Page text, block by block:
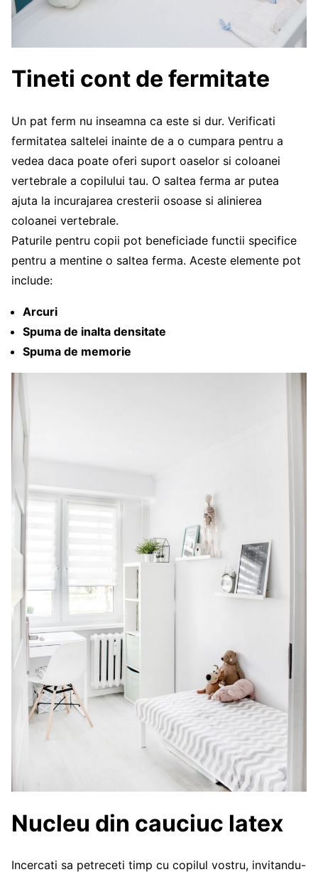
Tineti cont de fermitate
Un pat ferm nu inseamna ca este si dur. Verificati
fermitatea saltelei inainte de a o cumpara pentru a
vedea daca poate oferi suport oaselor si coloanei
vertebrale a copilului tau. O saltea ferma ar putea
ajuta la incurajarea cresterii osoase si alinierea
coloanei vertebrale.
Paturile pentru copii pot beneficiade functii specifice
pentru a mentine o saltea ferma. Aceste elemente pot
include:
Arcuri
Spuma de inalta densitate
Spuma de memorie
Nucleu din cauciuc latex
Incercati sa petreceti timp cu copilul vostru, invitandu-